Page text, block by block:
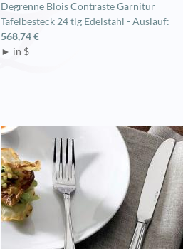
Degrenne Blois Contraste Garnitur
Tafelbesteck 24 tlg Edelstahl - Auslauf:
568,74 €
► in $